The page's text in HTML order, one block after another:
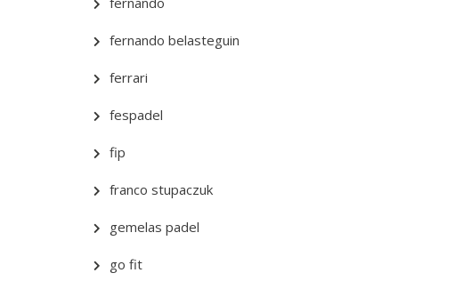
fernando belasteguin
ferrari
fespadel
fip
franco stupaczuk
gemelas padel
go fit